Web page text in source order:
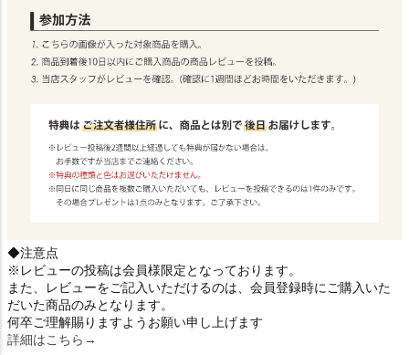
◆注意点
※レビューの投稿は会員様限定となっております。
また、レビューをご記入いただけるのは、会員登録時にご購入いた
だいた商品のみとなります。
何卒ご理解賜りますようお願い申し上げます
詳細はこちら→